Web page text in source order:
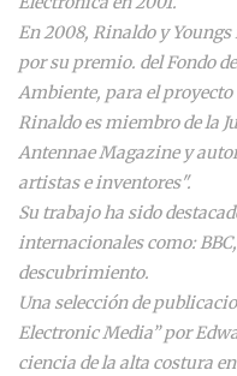
En 2008, Rinaldo y
por su premio. del Fondo
Ambiente, para el
Rinaldo es miembro de la
Antennae Magaziney
artistas e inventores".
Su trabajo ha sido
internacionales como: BBC,
descubrimiento.
Una selección de
Electronic Media” por
ciencia de la alta costura